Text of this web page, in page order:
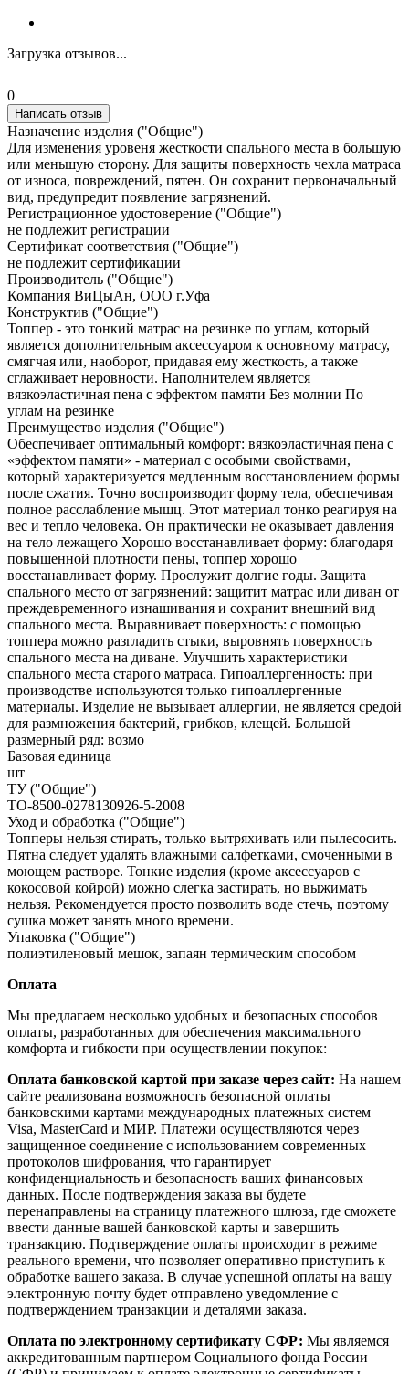
Загрузка отзывов...
0
Написать отзыв
Назначение изделия ("Общие")
Для изменения уровеня жесткости спального места в большую
или меньшую сторону. Для защиты поверхность чехла матраса
от износа, повреждений, пятен. Он сохранит первоначальный
вид, предупредит появление загрязнений.
Регистрационное удостоверение ("Общие")
не подлежит регистрации
Сертификат соответствия ("Общие")
не подлежит сертификации
Производитель ("Общие")
Компания ВиЦыАн, ООО г.Уфа
Конструктив ("Общие")
Топпер - это тонкий матрас на резинке по углам, который
является дополнительным аксессуаром к основному матрасу,
смягчая или, наоборот, придавая ему жесткость, а также
сглаживает неровности. Наполнителем является
вязкоэластичная пена с эффектом памяти Без молнии По
углам на резинке
Преимущество изделия ("Общие")
Обеспечивает оптимальный комфорт: вязкоэластичная пена с
«эффектом памяти» - материал с особыми свойствами,
который характеризуется медленным восстановлением формы
после сжатия. Точно воспроизводит форму тела, обеспечивая
полное расслабление мышц. Этот материал тонко реагируя на
вес и тепло человека. Он практически не оказывает давления
на тело лежащего Хорошо восстанавливает форму: благодаря
повышенной плотности пены, топпер хорошо
восстанавливает форму. Прослужит долгие годы. Защита
спального место от загрязнений: защитит матрас или диван от
преждевременного изнашивания и сохранит внешний вид
спального места. Выравнивает поверхность: с помощью
топпера можно разгладить стыки, выровнять поверхность
спального места на диване. Улучшить характеристики
спального места старого матраса. Гипоаллергенность: при
производстве используются только гипоаллергенные
материалы. Изделие не вызывает аллергии, не является средой
для размножения бактерий, грибков, клещей. Большой
размерный ряд: возмо
Базовая единица
шт
ТУ ("Общие")
ТО-8500-0278130926-5-2008
Уход и обработка ("Общие")
Топперы нельзя стирать, только вытряхивать или пылесосить.
Пятна следует удалять влажными салфетками, смоченными в
моющем растворе. Тонкие изделия (кроме аксессуаров с
кокосовой койрой) можно слегка застирать, но выжимать
нельзя. Рекомендуется просто позволить воде стечь, поэтому
сушка может занять много времени.
Упаковка ("Общие")
полиэтиленовый мешок, запаян термическим способом
Оплата
Мы предлагаем несколько удобных и безопасных способов
оплаты, разработанных для обеспечения максимального
комфорта и гибкости при осуществлении покупок:
Оплата банковской картой при заказе через сайт: На нашем
сайте реализована возможность безопасной оплаты
банковскими картами международных платежных систем
Visa, MasterCard и МИР. Платежи осуществляются через
защищенное соединение с использованием современных
протоколов шифрования, что гарантирует
конфиденциальность и безопасность ваших финансовых
данных. После подтверждения заказа вы будете
перенаправлены на страницу платежного шлюза, где сможете
ввести данные вашей банковской карты и завершить
транзакцию. Подтверждение оплаты происходит в режиме
реального времени, что позволяет оперативно приступить к
обработке вашего заказа. В случае успешной оплаты на вашу
электронную почту будет отправлено уведомление с
подтверждением транзакции и деталями заказа.
Оплата по электронному сертификату СФР: Мы являемся
аккредитованным партнером Социального фонда России